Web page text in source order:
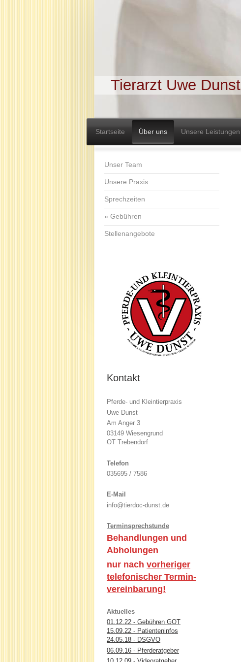
Tierarzt Uwe Dunst
Startseite Über uns Unsere Leistungen
Unser Team
Unsere Praxis
Sprechzeiten
Gebühren
Stellenangebote
Kontakt
Pferde- und Kleintierpraxis
Uwe Dunst
Am Anger 3
03149 Wiesengrund
OT Trebendorf
Telefon
035695 / 7586
E-Mail
info@tierdoc-dunst.de
Terminsprechstunde
Behandlungen und
Abholungen
nur nach vorheriger
telefonischer Termin-
vereinbarung!
Aktuelles
01.12.22 - Gebühren GOT
15.09.22 - Patienteninfos
24.05.18 - DSGVO
06.09.16 - Pferderatgeber